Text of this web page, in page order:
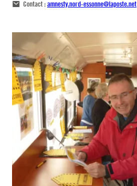
Contact :amnesty.nord-essonne@laposte.net